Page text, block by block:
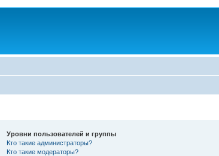
Уровни пользователей и группы
Кто такие администраторы?
Кто такие модераторы?